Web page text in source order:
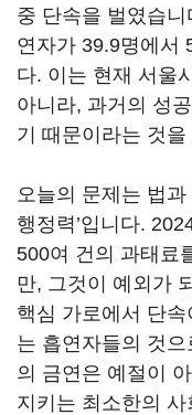
중 단속을 벌였습
연자가 39.9명에서
다. 이는 현재 서울
아니라, 과거의 성
기 때문이라는 것
오늘의 문제는 법과
행정력’입니다.
500여 건의 과태료
만, 그것이 예외가
핵심 가로에서 단
는 흡연자들의 것
의 금연은 예절이
지키는 최소한의 사